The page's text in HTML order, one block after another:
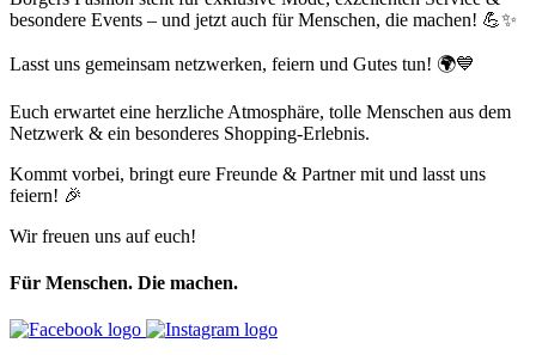
besondere Events – und jetzt auch für Menschen, die machen! 💪✨
Lasst uns gemeinsam netzwerken, feiern und Gutes tun! 🌍💙
Euch erwartet eine herzliche Atmosphäre, tolle Menschen aus dem
Netzwerk & ein besonderes Shopping-Erlebnis.
Kommt vorbei, bringt eure Freunde & Partner mit und lasst uns
feiern! 🎉
Wir freuen uns auf euch!
Für Menschen. Die machen.